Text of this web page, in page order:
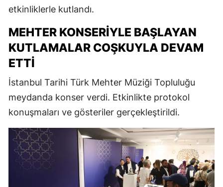
etkinliklerle kutlandı.
MEHTER KONSERIYLE BAŞLAYAN
KUTLAMALAR COŞKUYLA DEVAM
ETTI
İstanbul Tarihi Türk Mehter Müziği Topluluğu
meydanda konser verdi. Etkinlikte protokol
konuşmaları ve gösteriler gerçekleştirildi.